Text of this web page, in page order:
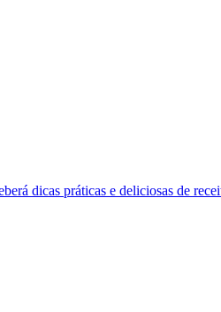
dicas práticas e deliciosas de